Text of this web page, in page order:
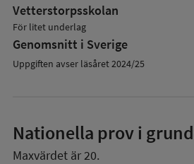
Vetterstorpsskolan
För litet underlag
Genomsnitt i Sverige
Uppgiften avser läsåret 2024/25
Nationella prov i
Maxvärdet är 20.